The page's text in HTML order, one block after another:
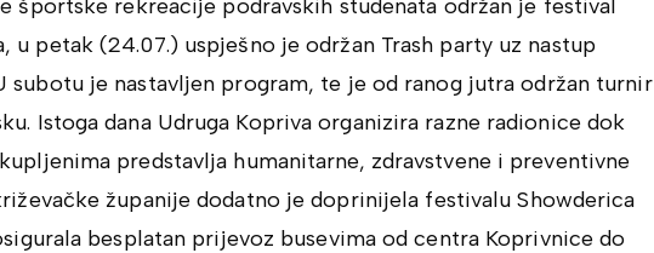
športske rekreacije podravskih studenata održan je festival
u petak (24.07.) uspješno je održan Trash party uz nastup
subotu je nastavljen program, te je od ranog jutra održan turnir
Istoga dana Udruga Kopriva organizira razne radionice dok
predstavlja humanitarne, zdravstvene i preventivne
županije dodatno je doprinijela festivalu Showderica
besplatan prijevoz busevima od centra Koprivnice do